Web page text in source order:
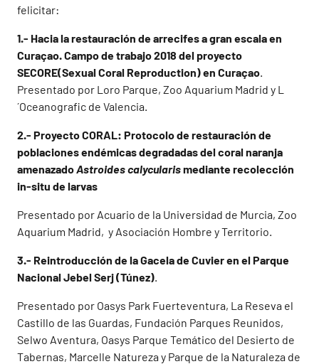
felicitar:
1.- Hacia la restauración de arrecifes a gran escala en
Curaçao. Campo de trabajo 2018 del proyecto
SECORE(Sexual Coral Reproduction) en Curaçao
Presentado por Loro Parque, Zoo Aquarium Madrid y L
´Oceanografic de Valencia.
2.- Proyecto CORAL: Protocolo de restauración de
poblaciones endémicas degradadas del coral naranja
amenazado Astroides calycularismediante recolección
in-situ de larvas
Presentado por Acuario de la Universidad de Murcia, Zoo
Aquarium Madrid, y Asociación Hombre y Territorio.
3.- Reintroducción de la Gacela de Cuvier en el Parque
Nacional Jebel Serj (Túnez)
Presentado por Oasys Park Fuerteventura, La Reseva el
Castillo de las Guardas, Fundación Parques Reunidos,
Selwo Aventura, Oasys Parque Temático del Desierto de
Tabernas, Marcelle Natureza y Parque de la Naturaleza de